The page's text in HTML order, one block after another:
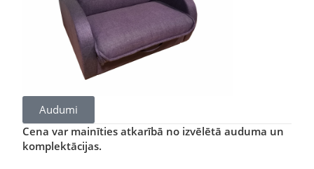
Audumi
Cena var mainīties atkarībā no izvēlētā auduma un
komplektācijas.